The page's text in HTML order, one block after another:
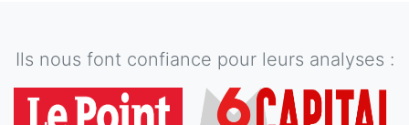
Ils nous font confiance pour leurs analyses :